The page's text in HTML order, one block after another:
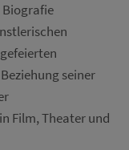
seiner
Film, Theater und